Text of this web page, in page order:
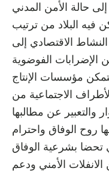
حالة الأمن المدني
فيه البلاد من ترتيب
الاقتصادي إلى
الإضرابات الفوضوية
مؤسسات الإنتاج
الاجتماعية من
والتعبير عن مطالبها
روح الوفاق واحترام
تحضا بشرعية الوفاق
الأمني ودعم